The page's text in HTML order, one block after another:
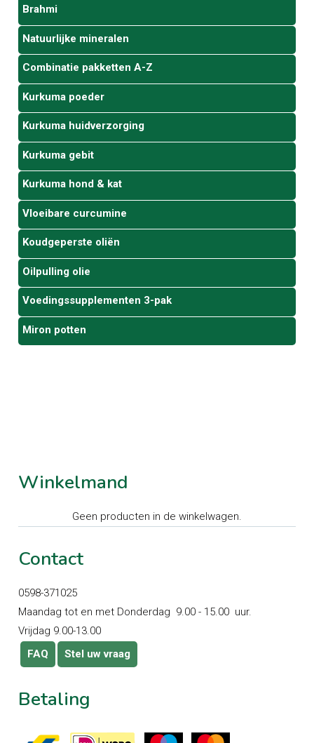
Brahmi
Natuurlijke mineralen
Combinatie pakketten A-Z
Kurkuma poeder
Kurkuma huidverzorging
Kurkuma gebit
Kurkuma hond & kat
Vloeibare curcumine
Koudgeperste oliën
Oilpulling olie
Voedingssupplementen 3-pak
Miron potten
Winkelmand
Geen producten in de winkelwagen.
Contact
0598-371025
Maandag tot en met Donderdag 9.00 - 15.00 uur.
Vrijdag 9.00-13.00
FAQ
Stel uw vraag
Betaling